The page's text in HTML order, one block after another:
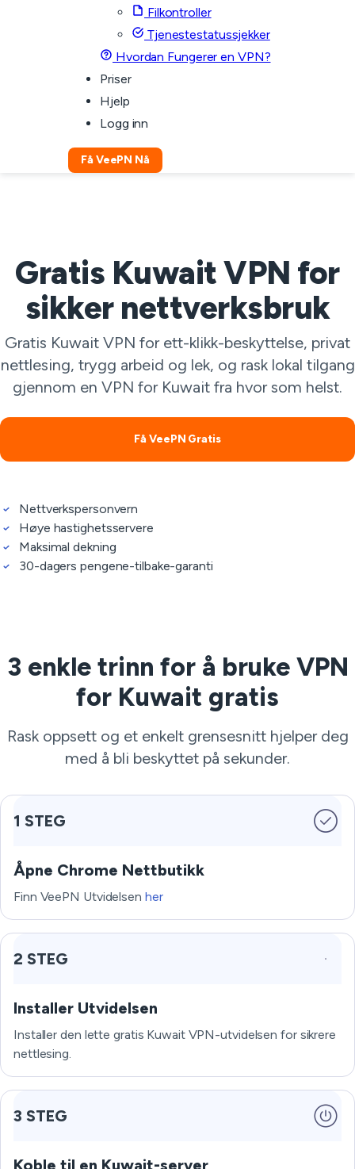
Filkontroller
Tjenestestatussjekker
Hvordan Fungerer en VPN?
Priser
Hjelp
Logg inn
Få VeePN Nå
Gratis Kuwait VPN for
sikker nettverksbruk
Gratis Kuwait VPN for ett-klikk-beskyttelse, privat
nettlesing, trygg arbeid og lek, og rask lokal tilgang
gjennom en VPN for Kuwait fra hvor som helst.
Få VeePN Gratis
Nettverkspersonvern
Høye hastighetsservere
Maksimal dekning
30-dagers pengene-tilbake-garanti
3 enkle trinn for å bruke VPN
for Kuwait gratis
Rask oppsett og et enkelt grensesnitt hjelper deg
med å bli beskyttet på sekunder.
1 STEG
Åpne Chrome Nettbutikk
Finn VeePN Utvidelsen her
2 STEG
Installer Utvidelsen
Installer den lette gratis Kuwait VPN-utvidelsen for sikrere
nettlesing.
3 STEG
Koble til en Kuwait-server